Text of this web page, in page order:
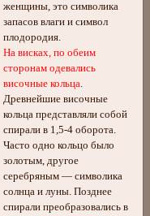
женщины, это символика
запасов влаги и символ
плодородия.
На висках, по обеим
сторонам одевались
височные кольца.
Древнейшие височные
кольца представляли собой
спирали в 1,5-4 оборота.
Часто одно кольцо было
золотым, другое
серебряным — символика
солнца и луны. Позднее
спирали преобразовались в